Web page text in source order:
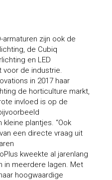
armaturen zijn ook de
de Cubiq
en LED
voor de industrie.
in 2017 haar
de horticulture markt,
invloed is op de
plantjes. “Ook
een directe vraag uit
kweekte al jarenlang
in meerdere lagen. Met
hoogwaardige